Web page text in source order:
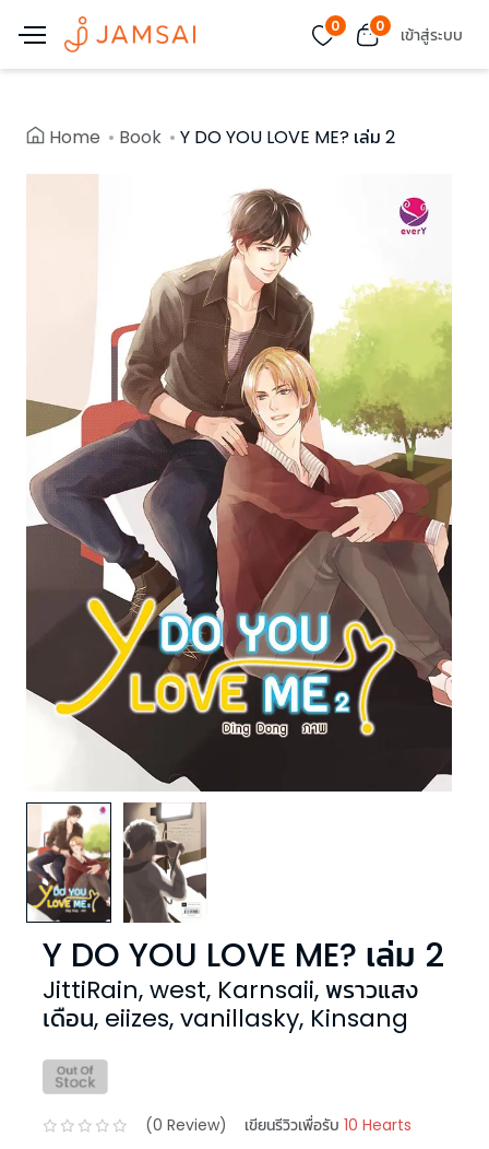
0 0 เข้าสู่ระบบ
Home Book Y DO YOU LOVE ME? เล่ม 2
Y DO YOU LOVE ME? เล่ม 2
JittiRain, west, Karnsaii, พราวแสง
เดือน, eiizes, vanillasky, Kinsang
(0 Review) เขียนรีวิวเพื่อรับ 10 Hearts